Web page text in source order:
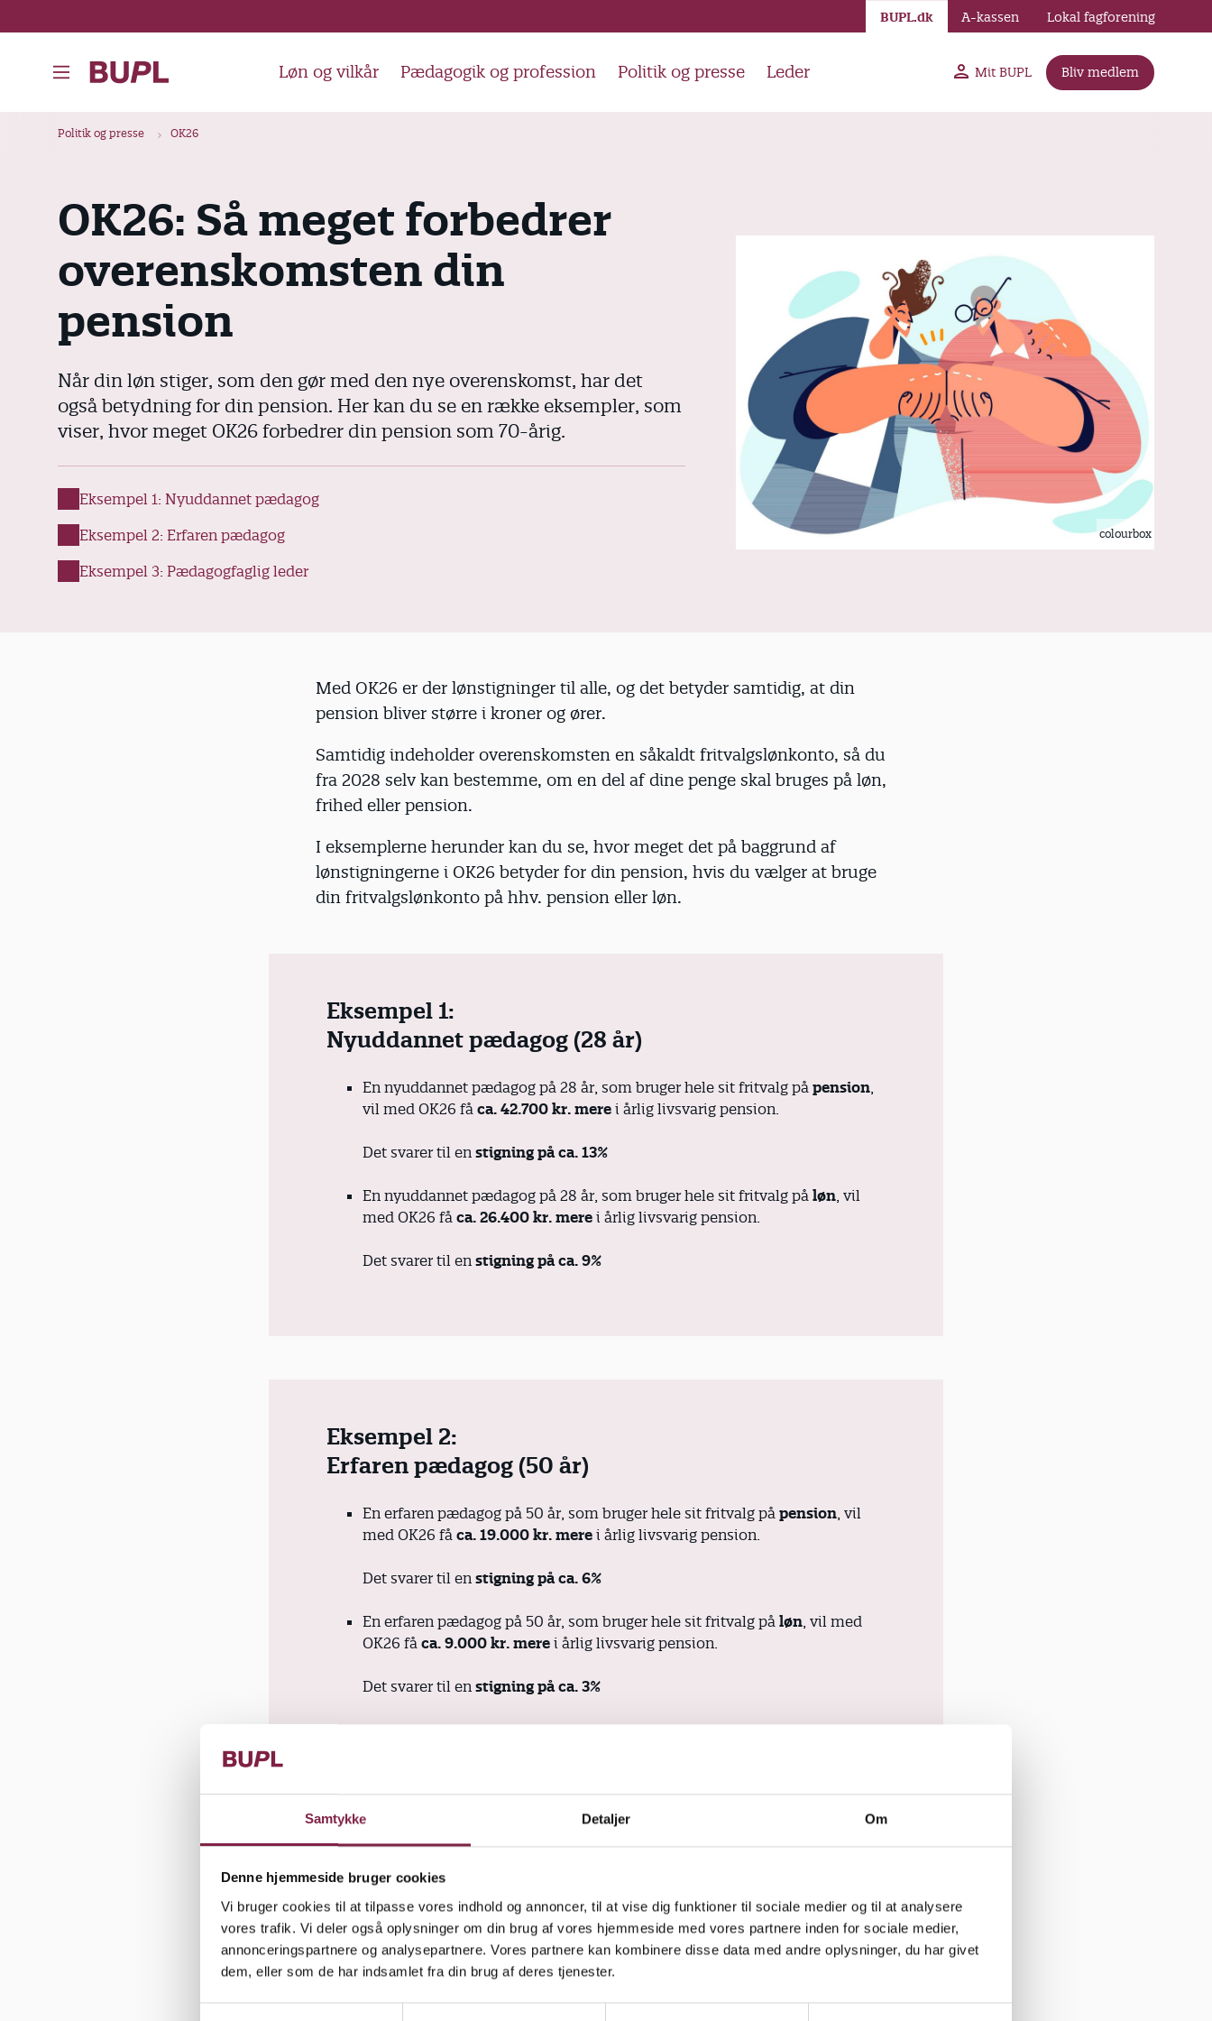
Samtykke Detaljer Om
Denne hjemmeside bruger cookies
Vi bruger cookies til at tilpasse vores indhold og annoncer, til at vise dig funktioner til sociale medier og til at analysere
vores trafik. Vi deler også oplysninger om din brug af vores hjemmeside med vores partnere inden for sociale medier,
annonceringspartnere og analysepartnere. Vores partnere kan kombinere disse data med andre oplysninger, du har givet
dem, eller som de har indsamlet fra din brug af deres tjenester.
å
Løn og vilkår Pædagogik og profession Politik og presse Leder Mit BUPL Bliv medlem
BUPL.dk A-kassen Lokal fagforening
Politik og presse OK26
colourbox
OK26: Så meget forbedrer
overenskomsten din
pension
Når din løn stiger, som den gør med den nye overenskomst, har det
også betydning for din pension. Her kan du se en række eksempler, som
viser, hvor meget OK26 forbedrer din pension som 70-årig.
Eksempel 1: Nyuddannet pædagog
Eksempel 2: Erfaren pædagog
Eksempel 3: Pædagogfaglig leder
Med OK26 er der lønstigninger til alle, og det betyder samtidig, at din
pension bliver større i kroner og ører.
Samtidig indeholder overenskomsten en såkaldt fritvalgslønkonto, så du
fra 2028 selv kan bestemme, om en del af dine penge skal bruges på løn,
frihed eller pension.
I eksemplerne herunder kan du se, hvor meget det på baggrund af
lønstigningerne i OK26 betyder for din pension, hvis du vælger at bruge
din fritvalgslønkonto på hhv. pension eller løn.
Eksempel 1:
Nyuddannet pædagog (28 år)
En nyuddannet pædagog på 28 år, som bruger hele sit fritvalg på pension,
vil med OK26 få ca. 42.700 kr. mere i årlig livsvarig pension.
Det svarer til en stigning på ca. 13%
En nyuddannet pædagog på 28 år, som bruger hele sit fritvalg på løn, vil
med OK26 få ca. 26.400 kr. mere i årlig livsvarig pension.
Det svarer til en stigning på ca. 9%
Eksempel 2:
Erfaren pædagog (50 år)
En erfaren pædagog på 50 år, som bruger hele sit fritvalg på pension, vil
med OK26 få ca. 19.000 kr. mere i årlig livsvarig pension.
Det svarer til en stigning på ca. 6%
En erfaren pædagog på 50 år, som bruger hele sit fritvalg på løn, vil med
OK26 få ca. 9.000 kr. mere i årlig livsvarig pension.
Det svarer til en stigning på ca. 3%
Pædagogfaglig leder (45 år)
En pædagogfaglig leder på 45 år, som bruger hele sit fritvalg på pension , vil
med OK26 fåca. 49.000 kr. merei årlig livsvarig pension.
Det svarer til enstigning på ca. 12%